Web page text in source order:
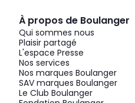
À propos de Boulanger
Qui sommes nous
Plaisir partagé
L'espace Presse
Nos services
Nos marques Boulanger
SAV marques Boulanger
Le Club Boulanger